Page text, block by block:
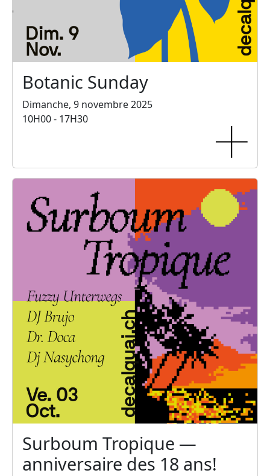
Botanic Sunday
Dimanche, 9 novembre 2025
10H00 - 17H30
Surboum Tropique —
anniversaire des 18 ans!